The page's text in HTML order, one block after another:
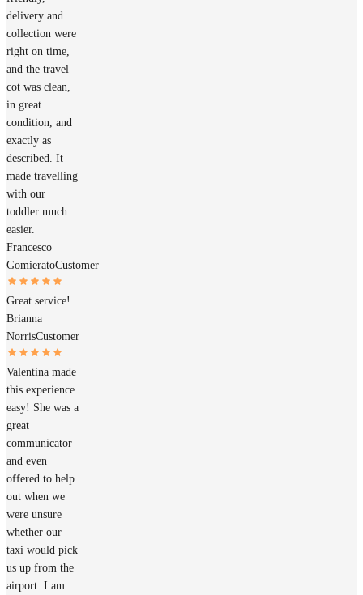
delivery and
collection were
right on time,
and the travel
cot was clean,
in great
condition, and
exactly as
described. It
made travelling
with our
toddler much
easier.
Francesco
GomieratoCustomer
Great service!
Brianna
NorrisCustomer
Valentina made
this experience
easy! She was a
great
communicator
and even
offered to help
out when we
were unsure
whether our
taxi would pick
us up from the
airport. I am